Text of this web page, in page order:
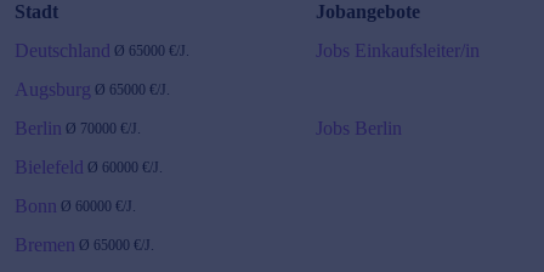
Stadt
Jobangebote
Deutschland Ø 65000 €/J.
Jobs Einkaufsleiter/in
Augsburg Ø 65000 €/J.
Berlin Ø 70000 €/J.
Jobs Berlin
Bielefeld Ø 60000 €/J.
Bonn Ø 60000 €/J.
Bremen Ø 65000 €/J.